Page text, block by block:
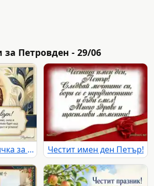
Петровден - 29/06
Елегантна картичка за Петровден с икона и пожелание за Петър Честит имен ден Петър!